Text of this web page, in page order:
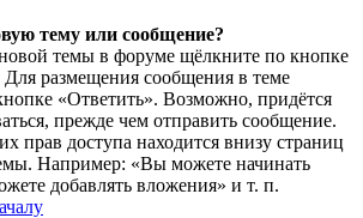
тему или сообщение?
темы в форуме щёлкните по кнопке
Для размещения сообщения в теме
«Ответить». Возможно, придётся
прежде чем отправить сообщение.
прав доступа находится внизу страниц
Например: «Вы можете начинать
добавлять вложения» и т. п.